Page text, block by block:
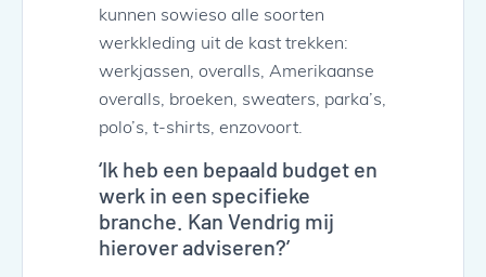
kunnen sowieso alle soorten
werkkleding uit de kast trekken:
werkjassen, overalls, Amerikaanse
overalls, broeken, sweaters, parka’s,
polo’s, t-shirts, enzovoort.
‘Ik heb een bepaald budget en
werk in een specifieke
branche. Kan Vendrig mij
hierover adviseren?’